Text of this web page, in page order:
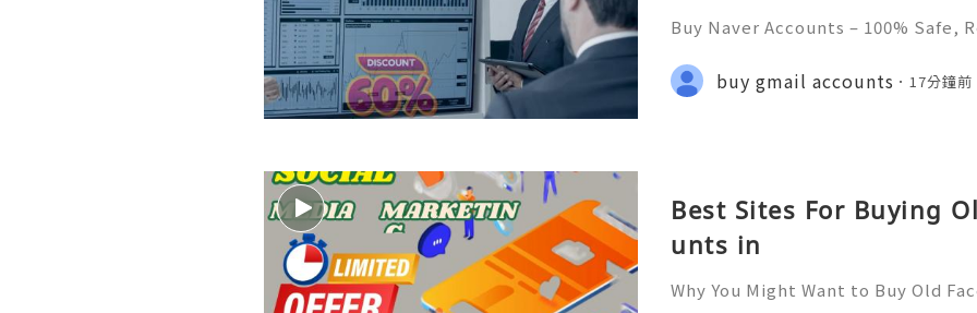
Buy Naver Accounts – 100% Safe,
💎WhatsApp :+1 (506) 541-7768
digitalhub 💫💎💲💫🌐✨💎Discord:
buy gmail accounts 17分鐘前
Best Sites For Buying
unts in
Why You Might Want to Buy Old